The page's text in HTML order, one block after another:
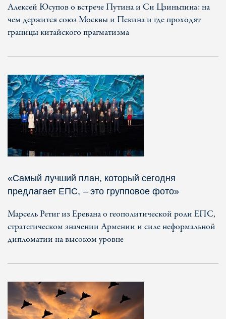
Алексей Юсупов о встрече Путина и Си Цзиньпина: на
чем держится союз Москвы и Пекина и где проходят
границы китайского прагматизма
«Самый лучший план, который сегодня
предлагает ЕПС, – это групповое фото»
Марсель Ретиг из Еревана о геополитической роли ЕПС,
стратегическом значении Армении и силе неформальной
дипломатии на высоком уровне